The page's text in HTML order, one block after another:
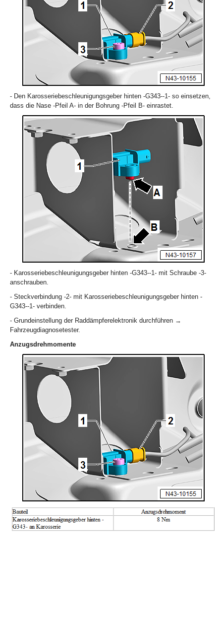
- Den Karosseriebeschleunigungsgeber hinten -G343--1- so einsetzen,
dass die Nase -Pfeil A- in der Bohrung -Pfeil B- einrastet.
- Karosseriebeschleunigungsgeber hinten -G343--1- mit Schraube -3-
anschrauben.
- Steckverbindung -2- mit Karosseriebeschleunigungsgeber hinten -
G343--1- verbinden.
- Grundeinstellung der Raddämpferelektronik durchführen →
Fahrzeugdiagnosetester.
Anzugsdrehmomente